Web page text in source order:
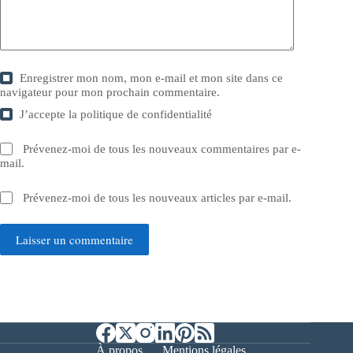
Enregistrer mon nom, mon e-mail et mon site dans ce
navigateur pour mon prochain commentaire.
J’accepte lapolitique de confidentialité
Prévenez-moi de tous les nouveaux commentaires par e-
mail.
Prévenez-moi de tous les nouveaux articles par e-mail.
Laisser un commentaire
À propos Mentions légales